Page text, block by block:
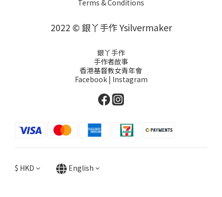
Terms & Conditions
2022 © 銀丫手作 Ysilvermaker
銀丫手作
手作者故事
香港基督教女青年會
Facebook | Instagram
$ HKD English